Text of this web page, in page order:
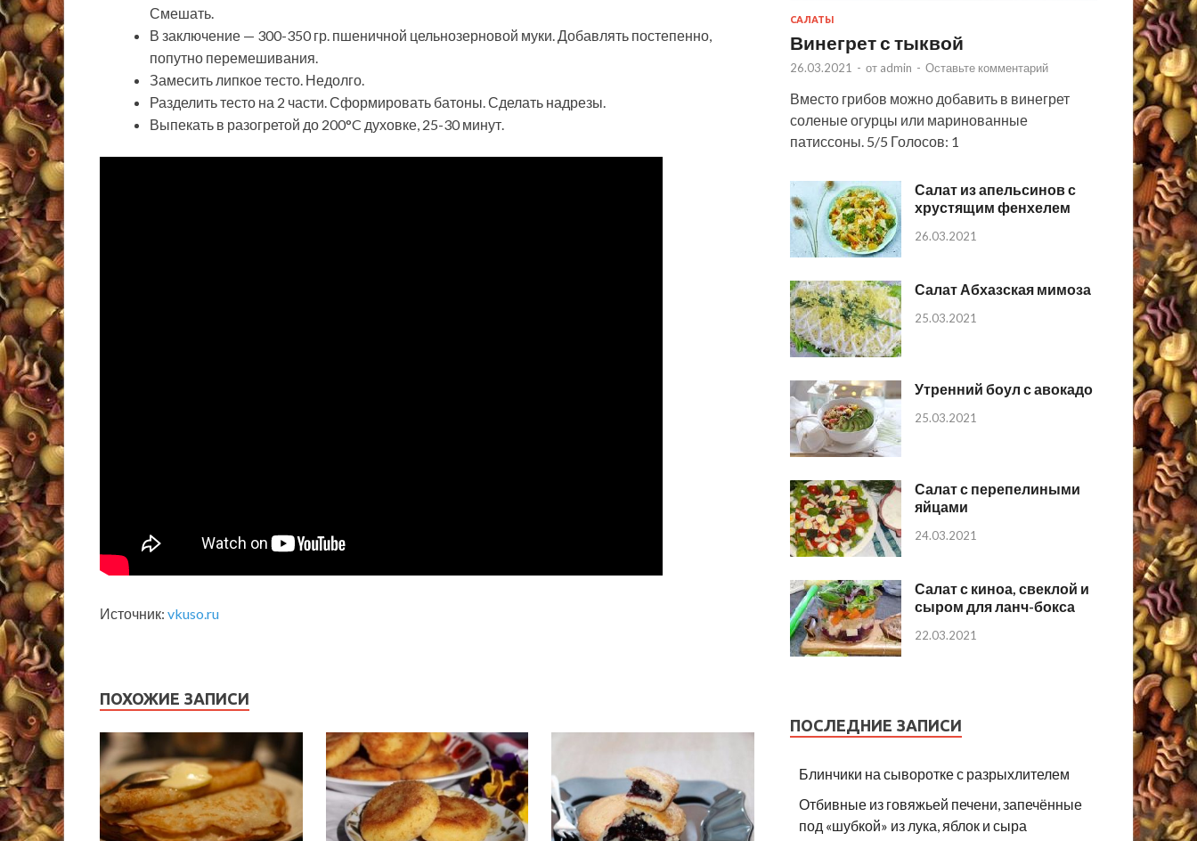
Смешать.
В заключение — 300-350 гр. пшеничной цельнозерновой муки. Добавлять постепенно,
попутно перемешивания.
Замесить липкое тесто. Недолго.
Разделить тесто на 2 части. Сформировать батоны. Сделать надрезы.
Выпекать в разогретой до 200°C духовке, 25-30 минут.
Источник: vkuso.ru
ПОХОЖИЕ ЗАПИСИ
САЛАТЫ
Винегрет с тыквой
26.03.2021 - от admin - Оставьте комментарий
Вместо грибов можно добавить в винегрет
соленые огурцы или маринованные
патиссоны. 5/5 Голосов: 1
Салат из апельсинов с
хрустящим фенхелем
26.03.2021
Салат Абхазская мимоза
25.03.2021
Утренний боул с авокадо
25.03.2021
Салат с перепелиными
яйцами
24.03.2021
Салат с киноа, свеклой и
сыром для ланч-бокса
22.03.2021
ПОСЛЕДНИЕ ЗАПИСИ
Блинчики на сыворотке с разрыхлителем
Отбивные из говяжьей печени, запечённые
под «шубкой» из лука, яблок и сыра